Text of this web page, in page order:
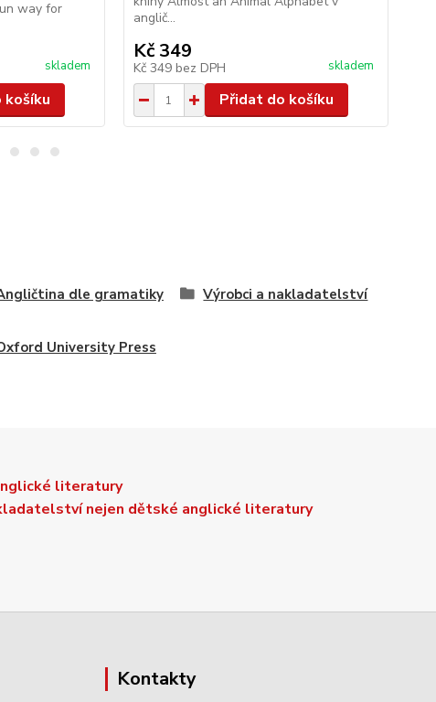
way for
skladem
košíku
anglič...
Kč 349
Kč 349 bez DPH skladem
Přidat do košíku
dle gramatiky Výrobci a nakladatelství
University Press
kontakty